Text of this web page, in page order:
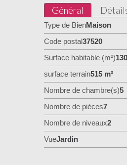
Général
Type de BienMaison
Code postal37520
Surface habitable (m²)
surface terrain515 m²
Nombre de chambre(s)5
Nombre de pièces7
Nombre de niveaux2
VueJardin